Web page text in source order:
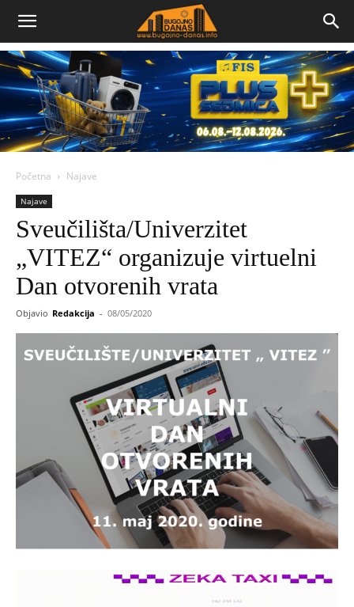
Bugojno
Danas
Početna Najave
Najave
Sveučilišta/Univerzitet
„VITEZ“ organizuje virtuelni
Dan otvorenih vrata
Objavio Redakcija - 08/05/2020